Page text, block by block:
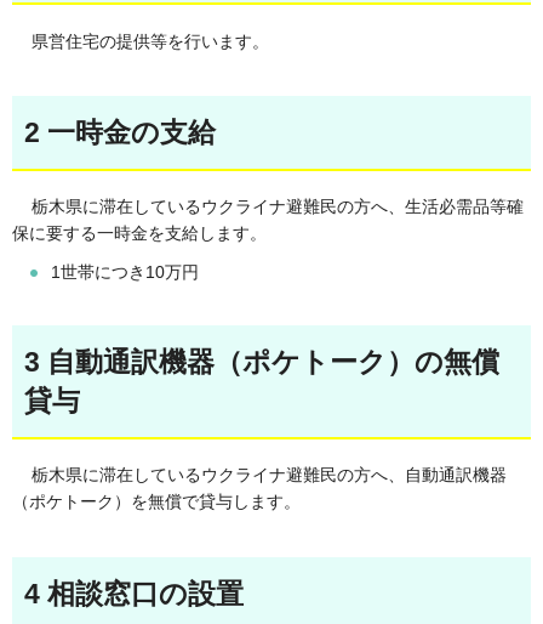
県営住宅の提供等を行います。
2 一時金の支給
栃木県に滞在しているウクライナ避難民の方へ、生活必需品等確
保に要する一時金を支給します。
1世帯につき10万円
3 自動通訳機器（ポケトーク）の無償
貸与
栃木県に滞在しているウクライナ避難民の方へ、自動通訳機器
（ポケトーク）を無償で貸与します。
4 相談窓口の設置